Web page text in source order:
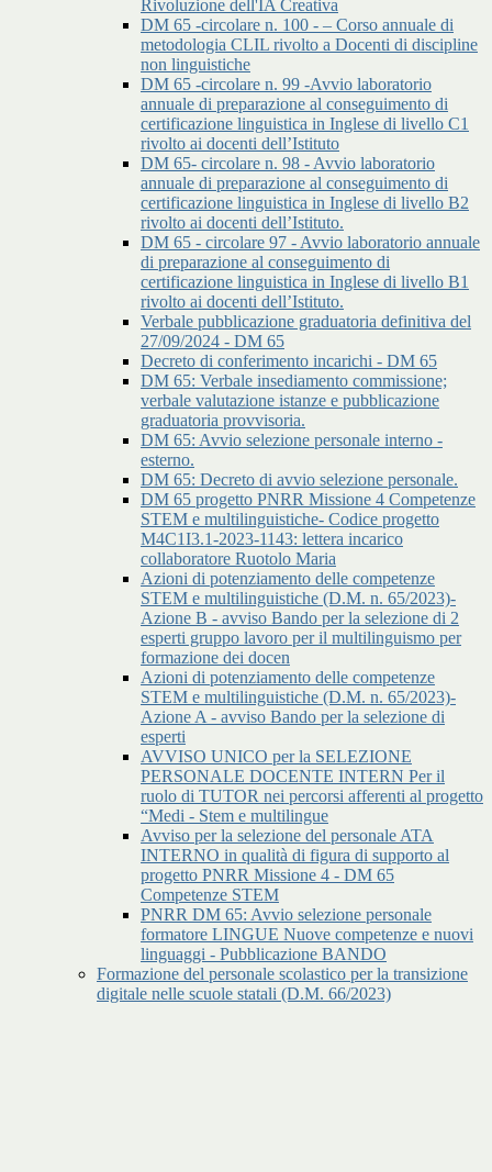
Rivoluzione dell'IA Creativa
DM 65 -circolare n. 100 - – Corso annuale di
metodologia CLIL rivolto a Docenti di discipline
non linguistiche
DM 65 -circolare n. 99 -Avvio laboratorio
annuale di preparazione al conseguimento di
certificazione linguistica in Inglese di livello C1
rivolto ai docenti dell’Istituto
DM 65- circolare n. 98 - Avvio laboratorio
annuale di preparazione al conseguimento di
certificazione linguistica in Inglese di livello B2
rivolto ai docenti dell’Istituto.
DM 65 - circolare 97 - Avvio laboratorio annuale
di preparazione al conseguimento di
certificazione linguistica in Inglese di livello B1
rivolto ai docenti dell’Istituto.
Verbale pubblicazione graduatoria definitiva del
27/09/2024 - DM 65
Decreto di conferimento incarichi - DM 65
DM 65: Verbale insediamento commissione;
verbale valutazione istanze e pubblicazione
graduatoria provvisoria.
DM 65: Avvio selezione personale interno -
esterno.
DM 65: Decreto di avvio selezione personale.
DM 65 progetto PNRR Missione 4 Competenze
STEM e multilinguistiche- Codice progetto
M4C1I3.1-2023-1143: lettera incarico
collaboratore Ruotolo Maria
Azioni di potenziamento delle competenze
STEM e multilinguistiche (D.M. n. 65/2023)-
Azione B - avviso Bando per la selezione di 2
esperti gruppo lavoro per il multilinguismo per
formazione dei docen
Azioni di potenziamento delle competenze
STEM e multilinguistiche (D.M. n. 65/2023)-
Azione A - avviso Bando per la selezione di
esperti
AVVISO UNICO per la SELEZIONE
PERSONALE DOCENTE INTERN Per il
ruolo di TUTOR nei percorsi afferenti al progetto
“Medi - Stem e multilingue
Avviso per la selezione del personale ATA
INTERNO in qualità di figura di supporto al
progetto PNRR Missione 4 - DM 65
Competenze STEM
PNRR DM 65: Avvio selezione personale
formatore LINGUE Nuove competenze e nuovi
linguaggi - Pubblicazione BANDO
Formazione del personale scolastico per la transizione
digitale nelle scuole statali (D.M. 66/2023)